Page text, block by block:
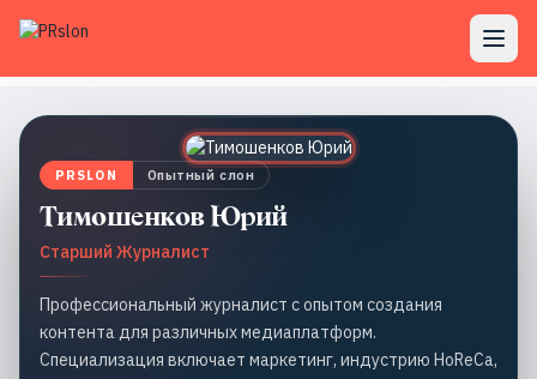
PRSLON Опытный слон
Тимошенков Юрий
Старший Журналист
Профессиональный журналист с опытом создания
контента для различных медиаплатформ.
Специализация включает маркетинг, индустрию HoReCa,